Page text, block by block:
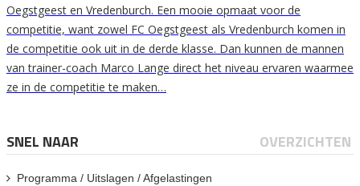
Oegstgeest en Vredenburch. Een mooie opmaat voor de
competitie, want zowel FC Oegstgeest als Vredenburch komen in
de competitie ook uit in de derde klasse. Dan kunnen de mannen
van trainer-coach Marco Lange direct het niveau ervaren waarmee
ze in de competitie te maken…
SNEL NAAR OVERZICHTEN
Programma / Uitslagen / Afgelastingen